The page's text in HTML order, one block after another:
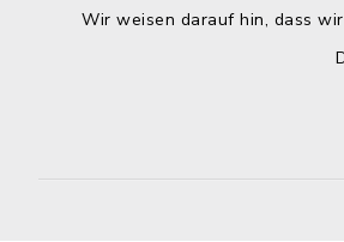
Wir weisen darauf hin, dass
07309 84-0